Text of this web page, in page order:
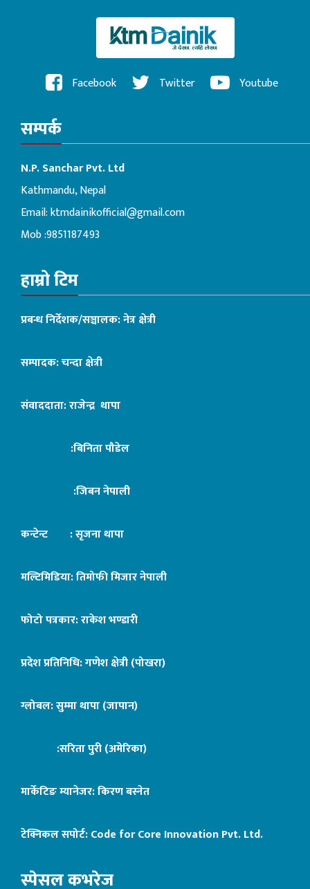
Facebook Twitter Youtube
सम्पर्क
N.P. Sanchar Pvt. Ltd
Kathmandu, Nepal
Email:ktmdainikofficial@gmail.com
Mob :9851187493
हाम्रो टिम
प्रबन्ध निर्देशक/सञ्चालक: नेत्र क्षेत्री
सम्पादक: चन्दा क्षेत्री
संवाददाता: राजेन्द्र थापा
:बिनिता पौडेल
:जिबन नेपाली
कन्टेन्ट : सृजना थापा
मल्टिमिडिया: तिमोफी मिजार नेपाली
फोटो पत्रकार: राकेश भण्डारी
प्रदेश प्रतिनिधि: गणेश क्षेत्री (पोखरा)
ग्लोबल: सुम्मा थापा (जापान)
:सरिता पुरी (अमेरिका)
मार्केटिङ म्यानेजर: किरण बस्नेत
टेक्निकल सपोर्ट:Code for Core Innovation Pvt. Ltd.
स्पेसल कभरेज